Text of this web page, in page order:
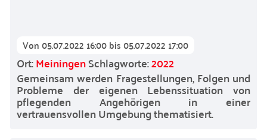
Von05.07.2022 16:00bis05.07.2022 17:00
Ort:MeiningenSchlagworte:2022
Gemeinsam werden Fragestellungen, Folgen und
Probleme der eigenen Lebenssituation von
pflegenden Angehörigen in einer
vertrauensvollen Umgebung thematisiert.